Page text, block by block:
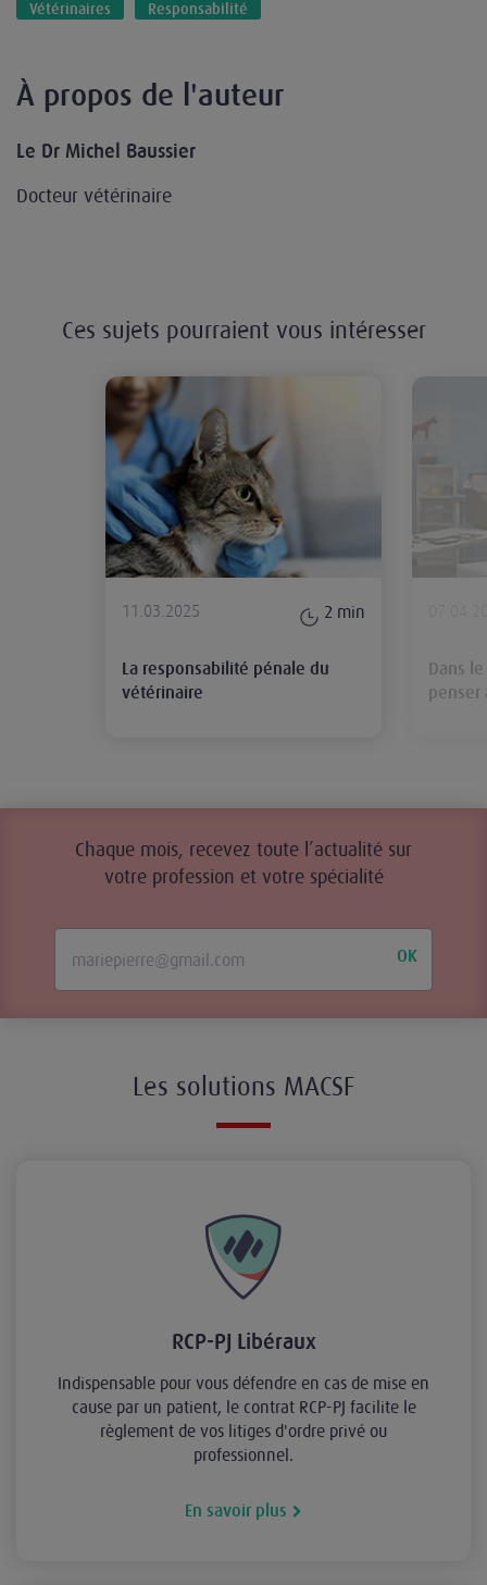
Vétérinaires Responsabilité
À propos de l'auteur
Le Dr Michel Baussier
Docteur vétérinaire
Ces sujets pourraient vous intéresser
11.03.2025 2 min
La responsabilité pénale du
vétérinaire
Dans
penser
Chaque mois, recevez toute l’actualité sur
votre profession et votre spécialité
OK
Les solutions MACSF
RCP-PJ Libéraux
Indispensable pour vous défendre en cas de mise en
cause par un patient, le contrat RCP-PJ facilite le
règlement de vos litiges d'ordre privé ou
professionnel.
En savoir plus